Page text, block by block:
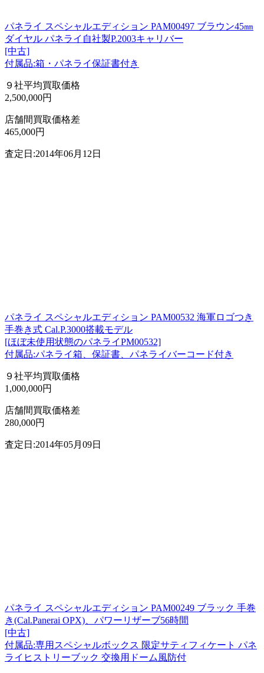
パネライ スペシャルエディション PAM00497 ブラウン45㎜
ダイヤル パネライ自社製P.2003キャリバー
[中古]
付属品:箱・パネライ保証書付き
９社平均買取価格
2,500,000円
店舗間買取価格差
465,000円
査定日:2014年06月12日
パネライ スペシャルエディション PAM00532 海軍ロゴつき
手巻き式 Cal.P.3000搭載モデル
[ほぼ未使用状態のパネライPM00532]
付属品:パネライ箱、保証書、パネライバーコード付き
９社平均買取価格
1,000,000円
店舗間買取価格差
280,000円
査定日:2014年05月09日
パネライ スペシャルエディション PAM00249 ブラック 手巻
き(Cal.Panerai OPX)、パワーリザーブ56時間
[中古]
付属品:専用スペシャルボックス 限定サティフィケート パネ
ライヒストリーブック 交換用ドーム風防付